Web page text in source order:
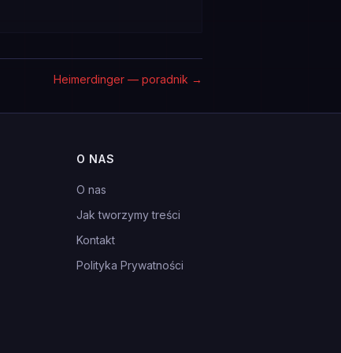
Heimerdinger — poradnik →
O NAS
O nas
Jak tworzymy treści
Kontakt
Polityka Prywatności